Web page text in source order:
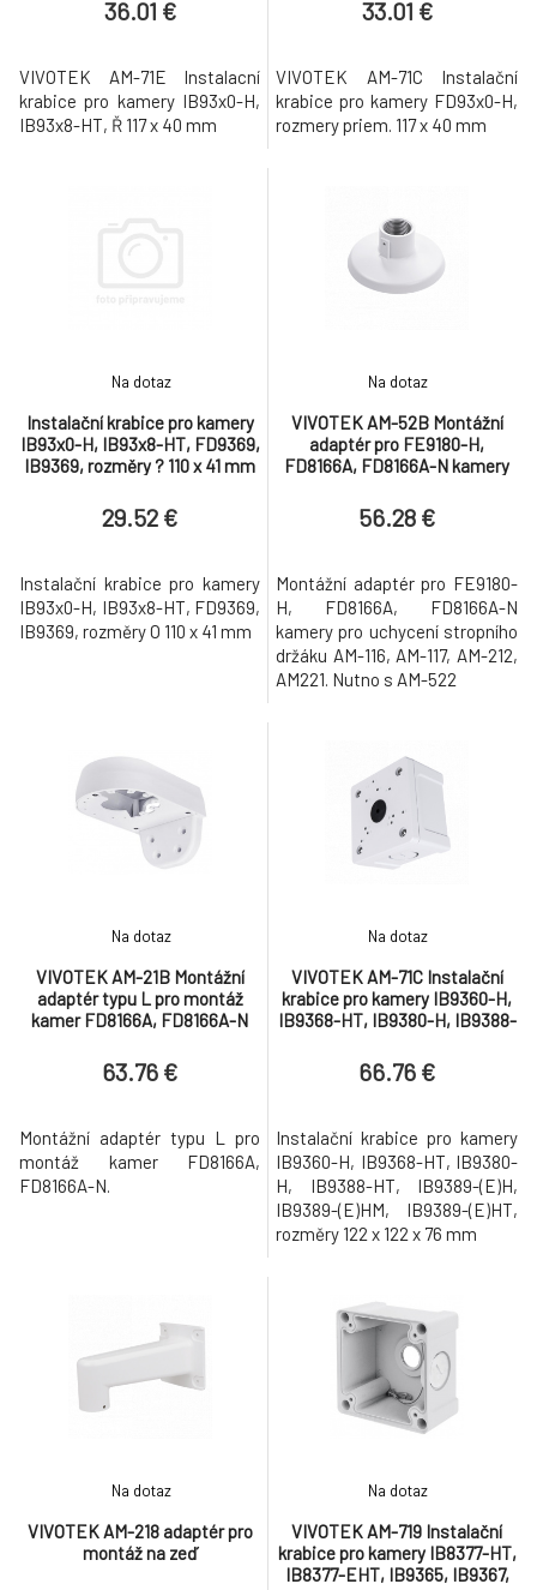
36.01 €
VIVOTEK AM-71E Instalacní
krabice pro kamery IB93x0-H,
IB93x8-HT, Ř 117 x 40 mm
33.01 €
VIVOTEK AM-71C Instalační
krabice pro kamery FD93x0-H,
rozmery priem. 117 x 40 mm
Instalační krabice pro kamery
IB93x0-H, IB93x8-HT, FD9369,
IB9369, rozměry ? 110 x 41 mm
Na dotaz
29.52 €
Instalační krabice pro kamery
IB93x0-H, IB93x8-HT, FD9369,
IB9369, rozměry O 110 x 41 mm
VIVOTEK AM-52B Montážní
adaptér pro FE9180-H,
FD8166A, FD8166A-N kamery
AM-116, AM-117
Na dotaz
56.28 €
Montážní adaptér pro FE9180-
H, FD8166A, FD8166A-N
kamery pro uchycení stropního
držáku AM-116, AM-117, AM-212,
AM221. Nutno s AM-522
VIVOTEK AM-21B Montážní
adaptér typu L pro montáž
kamer FD8166A, FD8166A-N
Na dotaz
63.76 €
Montážní adaptér typu L pro
montáž kamer FD8166A,
FD8166A-N.
VIVOTEK AM-71C Instalační
krabice pro kamery IB9360-H,
IB9368-HT, IB9380-H, IB9388-
(E)HM, IB9389
Na dotaz
66.76 €
Instalační krabice pro kamery
IB9360-H, IB9368-HT, IB9380-
H, IB9388-HT, IB9389-(E)H,
IB9389-(E)HM, IB9389-(E)HT,
rozměry 122 x 122 x 76 mm
VIVOTEK AM-218 adaptér pro
montáž na zeď
Na dotaz
VIVOTEK AM-719 Instalační
krabice pro kamery IB8377-HT,
IB8377-EHT, IB9365, IB9367,
Na dotaz